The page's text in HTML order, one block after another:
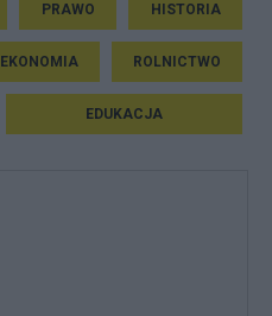
PRAWO HISTORIA
EKONOMIA ROLNICTWO
EDUKACJA